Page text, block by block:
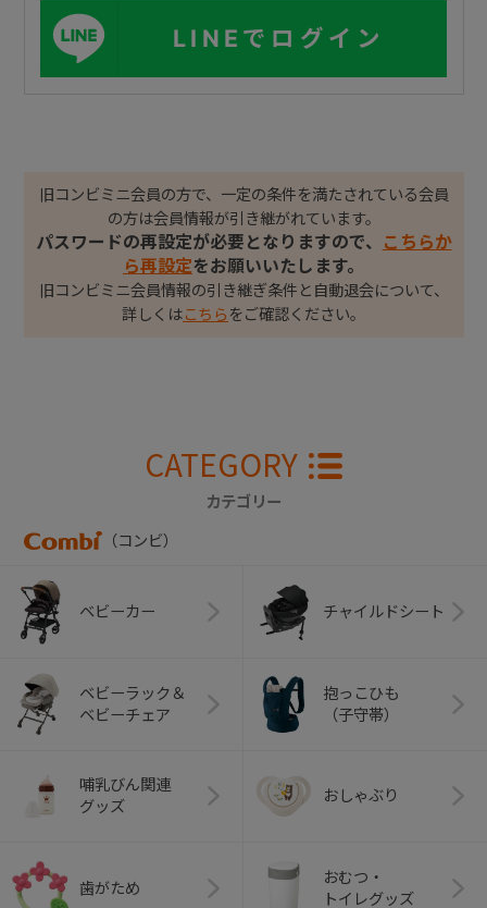
LINEでログイン
旧コンビミニ会員の方で、一定の条件を満たされている会員
の方は会員情報が引き継がれています。
パスワードの再設定が必要となりますので、
こちらか
ら再設定をお願いいたします。
旧コンビミニ会員情報の引き継ぎ条件と自動退会について、
詳しくはこちら をご確認ください。
CATEGORY
カテゴリー
（コンビ）
ベビーカー チャイルドシート
ベビーラック＆
ベビーチェア
抱っこひも
（子守帯）
哺乳びん関連
グッズ
おしゃぶり
歯がため
おむつ・
トイレグッズ